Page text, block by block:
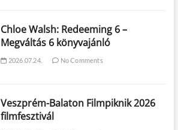
Chloe Walsh: Redeeming 6 –
Megváltás 6 könyvajánló
2026.07.24. No Comments
Veszprém-Balaton Filmpiknik 2026
filmfesztivál